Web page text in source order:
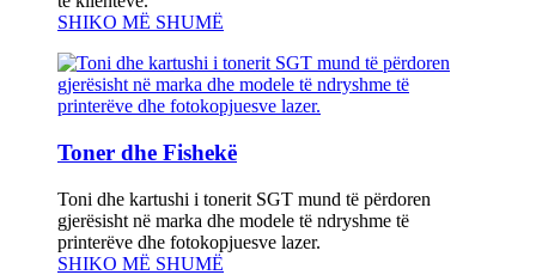
SHIKO MË SHUMË
Toner dhe Fishekë
Toni dhe kartushi i tonerit SGT mund të përdoren
gjerësisht në marka dhe modele të ndryshme të
printerëve dhe fotokopjuesve lazer.
SHIKO MË SHUMË